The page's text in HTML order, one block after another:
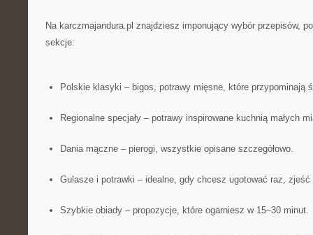
Na karczmajandura.pl znajdziesz imponujący wybór przepisów,
sekcje:
Polskie klasyki – bigos, potrawy mięsne, które przypominają
Regionalne specjały – potrawy inspirowane kuchnią małych
Dania mączne – pierogi, wszystkie opisane szczegółowo.
Gulasze i potrawki – idealne, gdy chcesz ugotować raz, zjeść
Szybkie obiady – propozycje, które ogarniesz w 15–30 minut.